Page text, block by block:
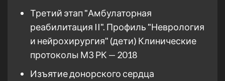
Третий этап "Амбулаторная
реабилитация II". Профиль "Неврология
и нейрохирургия" (дети) Клинические
протоколы МЗ РК — 2018
Изъятие донорского сердца